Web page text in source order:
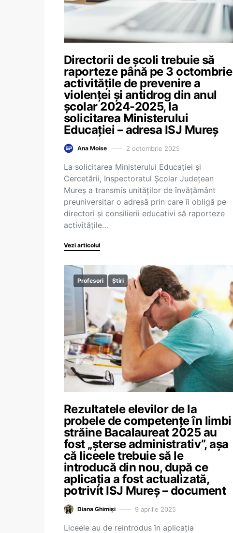
Directorii de școli trebuie să
raporteze până pe 3 octombrie
activitățile de prevenire a
violenței și antidrog din anul
școlar 2024-2025, la
solicitarea Ministerului
Educației – adresa ISJ Mureș
Ana Moise 2 octombrie 2025
La solicitarea Ministerului Educației și
Cercetării, Inspectoratul Școlar Județean
Mureș a transmis unităților de învățământ
preuniversitar o adresă prin care îi obligă pe
directori și consilierii educativi să raporteze
activitățile…
Vezi articolul
Profesori Știri
Rezultatele elevilor de la
probele de competențe în limbi
străine Bacalaureat 2025 au
fost „șterse administrativ”, așa
că liceele trebuie să le
introducă din nou, după ce
aplicația a fost actualizată,
potrivit ISJ Mureș – document
Diana Ghimiși 9 aprilie 2025
Liceele au de reintrodus în aplicația